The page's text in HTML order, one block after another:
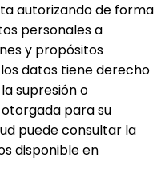
autorizando de forma
personales a
y propósitos
datos tiene derecho
supresión o
para su
puede consultar la
disponible en